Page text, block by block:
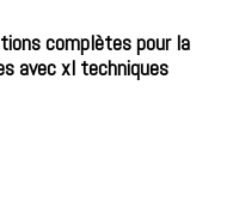
complètes pour la
avec xl techniques